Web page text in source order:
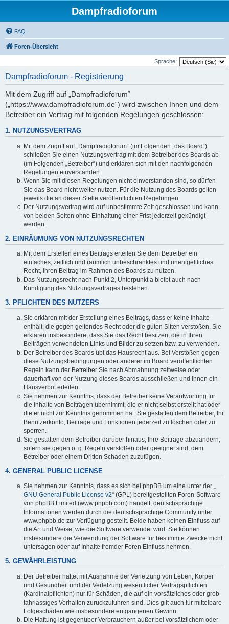
Dampfradioforum
FAQ
Foren-Übersicht
Sprache:
Dampfradioforum - Registrierung
Mit dem Zugriff auf „Dampfradioforum“
(„https://www.dampfradioforum.de“) wird zwischen Ihnen und dem
Betreiber ein Vertrag mit folgenden Regelungen geschlossen:
1. NUTZUNGSVERTRAG
Mit dem Zugriff auf „Dampfradioforum“ (im Folgenden „das Board“)
schließen Sie einen Nutzungsvertrag mit dem Betreiber des Boards ab
(im Folgenden „Betreiber“) und erklären sich mit den nachfolgenden
Regelungen einverstanden.
Wenn Sie mit diesen Regelungen nicht einverstanden sind, so dürfen
Sie das Board nicht weiter nutzen. Für die Nutzung des Boards gelten
jeweils die an dieser Stelle veröffentlichten Regelungen.
Der Nutzungsvertrag wird auf unbestimmte Zeit geschlossen und kann
von beiden Seiten ohne Einhaltung einer Frist jederzeit gekündigt
werden.
2. EINRÄUMUNG VON NUTZUNGSRECHTEN
Mit dem Erstellen eines Beitrags erteilen Sie dem Betreiber ein
einfaches, zeitlich und räumlich unbeschränktes und unentgeltliches
Recht, Ihren Beitrag im Rahmen des Boards zu nutzen.
Das Nutzungsrecht nach Punkt 2, Unterpunkt a bleibt auch nach
Kündigung des Nutzungsvertrages bestehen.
3. PFLICHTEN DES NUTZERS
Sie erklären mit der Erstellung eines Beitrags, dass er keine Inhalte
enthält, die gegen geltendes Recht oder die guten Sitten verstoßen. Sie
erklären insbesondere, dass Sie das Recht besitzen, die in Ihren
Beiträgen verwendeten Links und Bilder zu setzen bzw. zu verwenden.
Der Betreiber des Boards übt das Hausrecht aus. Bei Verstößen gegen
diese Nutzungsbedingungen oder anderer im Board veröffentlichten
Regeln kann der Betreiber Sie nach Abmahnung zeitweise oder
dauerhaft von der Nutzung dieses Boards ausschließen und Ihnen ein
Hausverbot erteilen.
Sie nehmen zur Kenntnis, dass der Betreiber keine Verantwortung für
die Inhalte von Beiträgen übernimmt, die er nicht selbst erstellt hat oder
die er nicht zur Kenntnis genommen hat. Sie gestatten dem Betreiber, Ihr
Benutzerkonto, Beiträge und Funktionen jederzeit zu löschen oder zu
sperren.
Sie gestatten dem Betreiber darüber hinaus, Ihre Beiträge abzuändern,
sofern sie gegen o. g. Regeln verstoßen oder geeignet sind, dem
Betreiber oder einem Dritten Schaden zuzufügen.
4. GENERAL PUBLIC LICENSE
Sie nehmen zur Kenntnis, dass es sich bei phpBB um eine unter der „
GNU General Public License v2“ (GPL) bereitgestellten Foren-Software
von phpBB Limited (www.phpbb.com) handelt; deutschsprachige
Informationen werden durch die deutschsprachige Community unter
www.phpbb.de zur Verfügung gestellt. Beide haben keinen Einfluss auf
die Art und Weise, wie die Software verwendet wird. Sie können
insbesondere die Verwendung der Software für bestimmte Zwecke nicht
untersagen oder auf Inhalte fremder Foren Einfluss nehmen.
5. GEWÄHRLEISTUNG
Der Betreiber haftet mit Ausnahme der Verletzung von Leben, Körper
und Gesundheit und der Verletzung wesentlicher Vertragspflichten
(Kardinalpflichten) nur für Schäden, die auf ein vorsätzliches oder grob
fahrlässiges Verhalten zurückzuführen sind. Dies gilt auch für mittelbare
Folgeschäden wie insbesondere entgangenen Gewinn.
Die Haftung ist gegenüber Verbrauchern außer bei vorsätzlichem oder